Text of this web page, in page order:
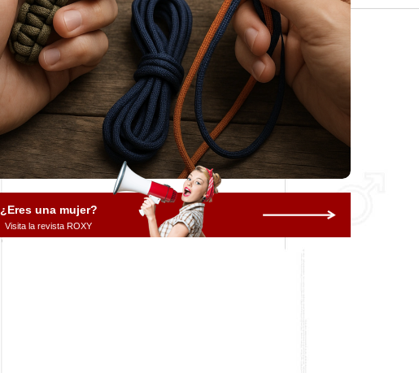
¿Eres una mujer?
Visita la revista ROXY